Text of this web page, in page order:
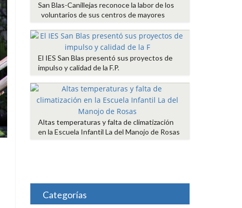
San Blas-Canillejas reconoce la labor de los
voluntarios de sus centros de mayores
El IES San Blas presentó sus proyectos de
impulso y calidad de la F.P.
Altas temperaturas y falta de climatización
en la Escuela Infantil La del Manojo de Rosas
Categorías